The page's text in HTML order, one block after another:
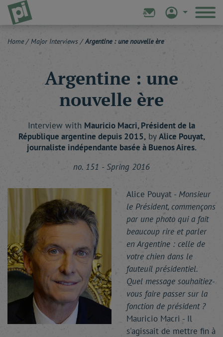
Home / Major Interviews / Argentine : une nouvelle ère
Argentine : une
nouvelle ère
Interview with Mauricio Macri, Président de la
République argentine depuis 2015,byAlice Pouyat,
journaliste indépendante basée à Buenos Aires.
no. 151 - Spring 2016
Alice Pouyat - Monsieur
le Président, commençons
par une photo qui a fait
beaucoup rire et parler
en Argentine : celle de
votre chien dans le
fauteuil présidentiel.
Quel message souhaitiez-
vous faire passer sur la
fonction de président ?
Mauricio Macri - Il
s'agissait de mettre fin à